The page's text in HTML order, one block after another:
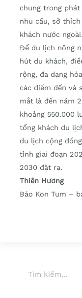
chung trong
nhu cầu, sở
khách nước ngoài.
Để du lịch nông
hút du khách,
rộng, đa dạng
các điểm đến và
mắt là đến năm
khoảng 550.000
tổng khách du
du lịch cộng
tỉnh giai đoạn
2030 đặt ra.
Thiên Hương
Báo Kon Tum –